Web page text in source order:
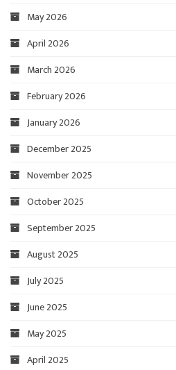
May 2026
April 2026
March 2026
February 2026
January 2026
December 2025
November 2025
October 2025
September 2025
August 2025
July 2025
June 2025
May 2025
April 2025